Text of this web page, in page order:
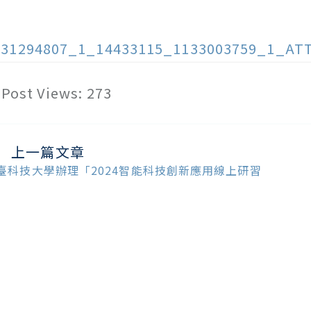
Post Views: 273
上一篇文章
科技大學辦理「2024智能科技創新應用線上研習